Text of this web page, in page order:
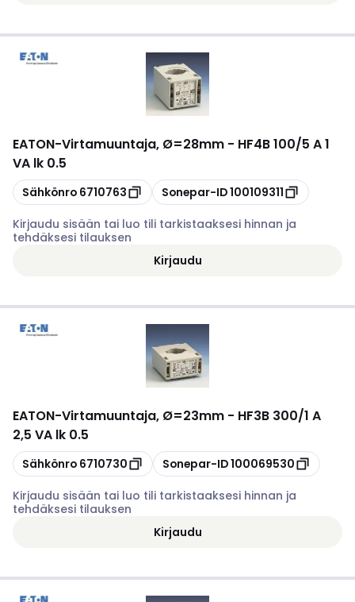
EATON-Virtamuuntaja, Ø=28mm - HF4B 100/5 A 1
VA lk 0.5
Kopioi
Sähkönro 6710763 Kopioi
Sonepar-ID100109311
Kirjaudu sisään tai luo tili tarkistaaksesi hinnan ja
tehdäksesi tilauksen
Kirjaudu
EATON-Virtamuuntaja, Ø=23mm - HF3B 300/1 A
2,5 VA lk 0.5
Kopioi
Sähkönro 6710730 Kopioi
Sonepar-ID100069530
Kirjaudu sisään tai luo tili tarkistaaksesi hinnan ja
tehdäksesi tilauksen
Kirjaudu